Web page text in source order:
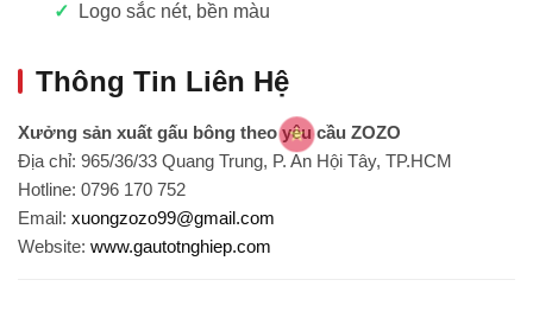
Logo sắc nét, bền màu
Thông Tin Liên Hệ
Xưởng sản xuất gấu bông theo yêu cầu ZOZO
Địa chỉ: 965/36/33 Quang Trung, P. An Hội Tây, TP.HCM
Hotline: 0796 170 752
Email: xuongzozo99@gmail.com
Website: www.gautotnghiep.com